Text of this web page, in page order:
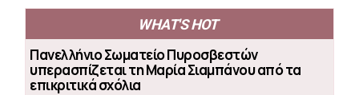
WHAT'S HOT
Πανελλήνιο Σωματείο Πυροσβεστών
υπερασπίζεται τη Μαρία Σιαμπάνου από τα
επικριτικά σχόλια